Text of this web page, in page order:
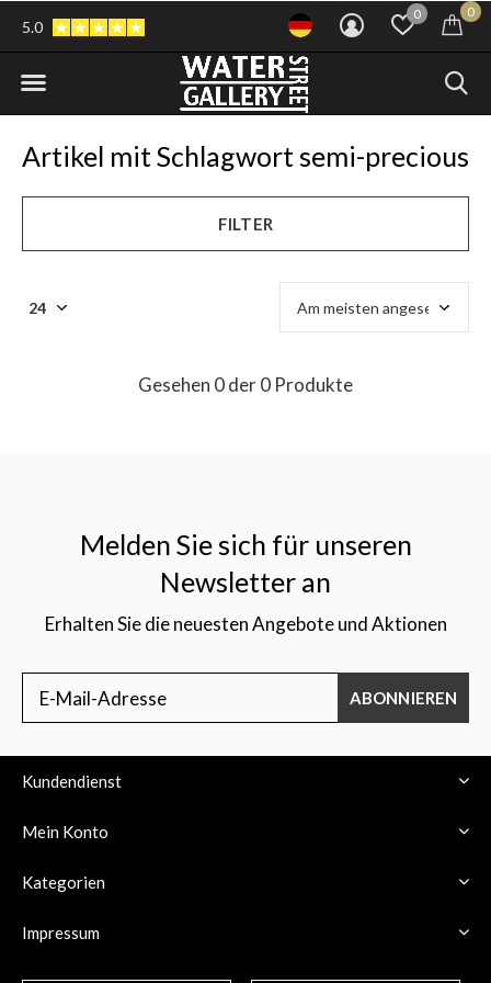
0 0
5.0
Artikel mit Schlagwort semi-precious
FILTER
Gesehen 0 der 0 Produkte
Melden Sie sich für unseren
Newsletter an
Erhalten Sie die neuesten Angebote und Aktionen
ABONNIEREN
Kundendienst
Mein Konto
Kategorien
Impressum